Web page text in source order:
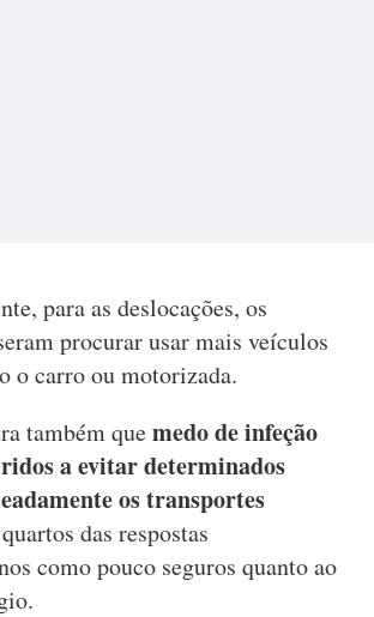
para as deslocações, os
procurar usar mais veículos
o carro ou motorizada.
também quemedo de infeção
a evitar determinados
os transportes
das respostas
como pouco seguros quanto ao